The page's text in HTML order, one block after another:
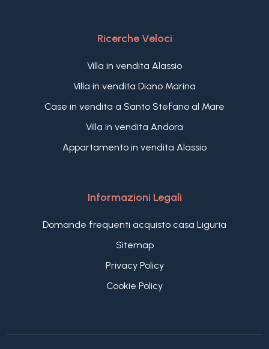
Ricerche Veloci
Villa in vendita Alassio
Villa in vendita Diano Marina
Case in vendita a Santo Stefano al Mare
Villa in vendita Andora
Appartamento in vendita Alassio
Informazioni Legali
Domande frequenti acquisto casa Liguria
Sitemap
Privacy Policy
Cookie Policy